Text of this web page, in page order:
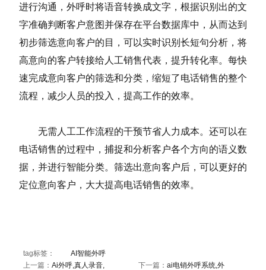
进行沟通，外呼时将语音转换成文字，根据识别出的文
字准确判断客户意图并保存在平台数据库中，从而达到
初步筛选意向客户的目，可以实时识别长短句分析，将
高意向的客户转接给人工销售代表，提升转化率。每快
速完成意向客户的筛选和分类，缩短了电话销售的整个
流程，减少人员的投入，提高工作的效率。
无需人工工作流程的干预节省人力成本。还可以在
电话销售的过程中，捕捉和分析客户各个方向的语义数
据，并进行智能分类。筛选出意向客户后，可以更好的
定位意向客户，大大提高电话销售的效率。
tag标签： AI智能外呼
上一篇： Ai外呼,真人录音,
下一篇： ai电销外呼系统,外